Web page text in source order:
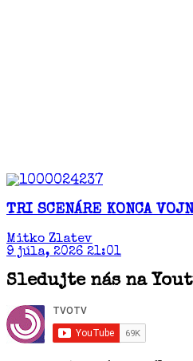
TRI SCENÁRE KONCA
Mitko Zlatev
9 júla, 2026 21:01
Sledujte nás na